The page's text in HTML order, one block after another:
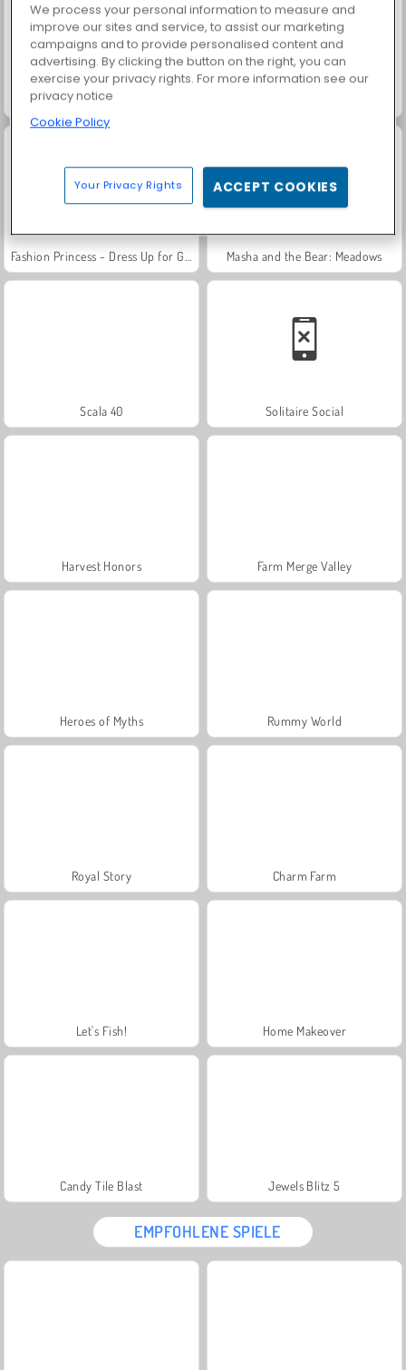
Juice Merge
Masha and the Bear: Meadows
Scala 40 Solitaire Social
Harvest Honors Farm Merge Valley
Heroes of Myths Rummy World
Royal Story Charm Farm
Let's Fish! Home Makeover
Candy Tile Blast Jewels Blitz 5
EMPFOHLENE SPIELE
We process your personal information to measure and
improve our sites and service, to assist our marketing
campaigns and to provide personalised content and
advertising. By clicking the button on the right, you can
exercise your privacy rights. For more information see our
privacy notice
Cookie Policy
Your Privacy Rights ACCEPT COOKIES